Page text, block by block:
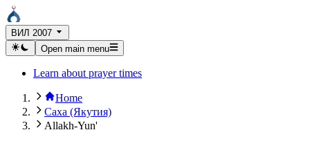
ВИЛ 2007
Open main menu
Learn about prayer times
Home
Саха (Якутия)
Allakh-Yun'